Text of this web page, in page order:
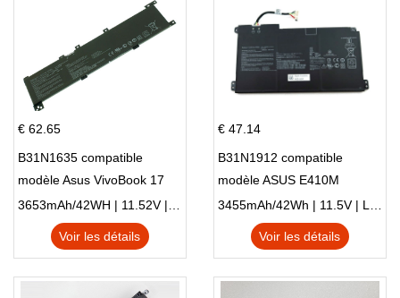
€ 62.65
B31N1635 compatible
modèle Asus VivoBook 17
X705NC X705UA X705UV
X705UN X705UD
3653mAh/42WH | 11.52V | Li-ion ...
Voir les détails
€ 47.14
B31N1912 compatible
modèle ASUS E410M
E410MA L410MA
3455mAh/42Wh | 11.5V | Li-ion ...
Voir les détails